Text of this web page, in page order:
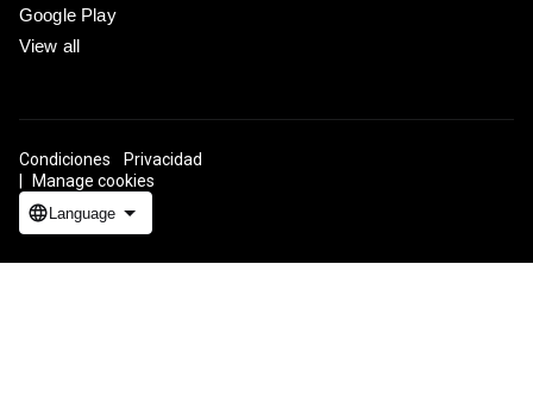
Google Play
View all
Condiciones Privacidad
Manage cookies